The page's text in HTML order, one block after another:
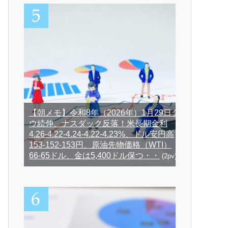
【朝メモ】令和8年（2026年）1月29日ダ
ウ続伸、ナスダック反落！米長期金利
4.26-4.22-4.24-4.22-4.23%、ドル安円高
153-152-153円、原油先物価格（WTI）
66-65ドル、金は5,400ドル保つ・・
(2pv)